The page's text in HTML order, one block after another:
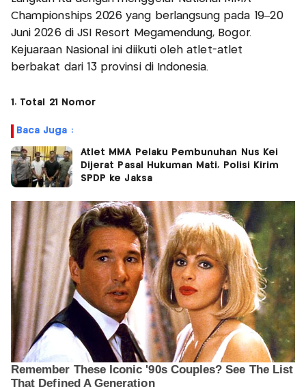
Championships 2026 yang berlangsung pada 19–20
Juni 2026 di JSI Resort Megamendung, Bogor.
Kejuaraan Nasional ini diikuti oleh atlet-atlet
berbakat dari 13 provinsi di Indonesia.
1. Total 21 Nomor
Baca Juga :
Atlet MMA Pelaku Pembunuhan Nus Kei
Dijerat Pasal Hukuman Mati, Polisi Kirim
SPDP ke Jaksa